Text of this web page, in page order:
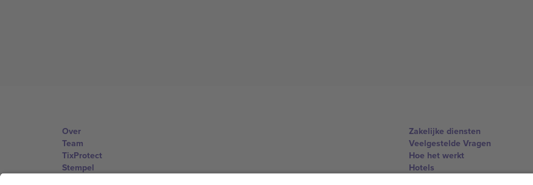
Over
Team
TixProtect
Stempel
Zakelijke diensten
Veelgestelde Vragen
Hoe het werkt
Hotels